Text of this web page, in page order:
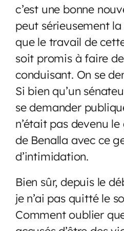
c’est une bonne
peut sérieusement
que le travail de
soit promis à faire
conduisant. On se
Si bien qu’un
se demander
n’était pas devenu
de Benalla avec ce
d’intimidation.
Bien sûr, depuis le
je n’ai pas quitté le
Comment oublier